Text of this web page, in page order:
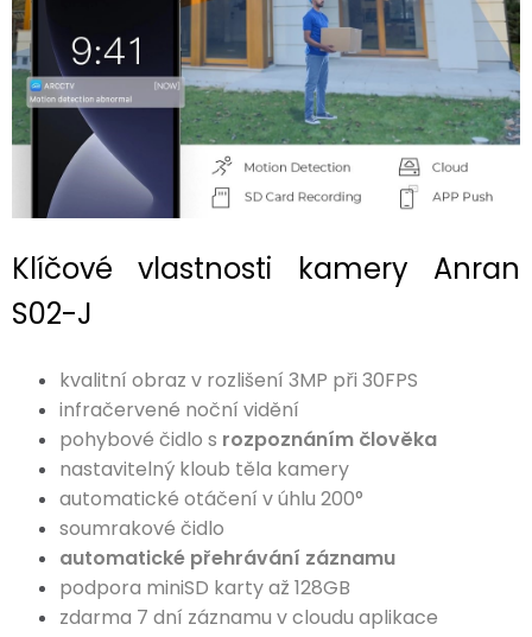
Klíčové vlastnosti kamery Anran
S02-J
kvalitní obraz v rozlišení 3MP při 30FPS
infračervené noční vidění
pohybové čidlo s rozpoznáním člověka
nastavitelný kloub těla kamery
automatické otáčení v úhlu 200°
soumrakové čidlo
automatické přehrávání záznamu
podpora miniSD karty až 128GB
zdarma 7 dní záznamu v cloudu aplikace